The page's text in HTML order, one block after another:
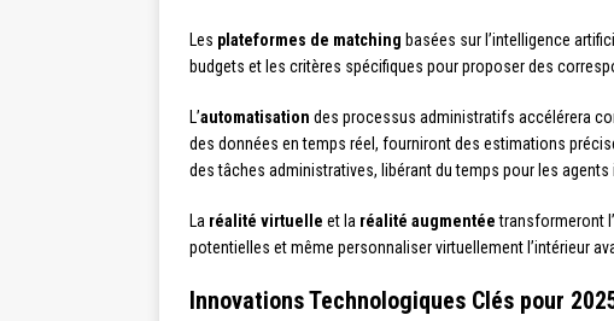
Les plateformes de matching basées sur l’intelligence
budgets et les critères spécifiques pour proposer des
L’automatisation des processus administratifs accélérera
des données en temps réel, fourniront des estimations
des tâches administratives, libérant du temps pour les
La réalité virtuelle et la réalité augmentéetransformeront
potentielles et même personnaliser virtuellement l’intérieur
Innovations Technologiques Clés pour